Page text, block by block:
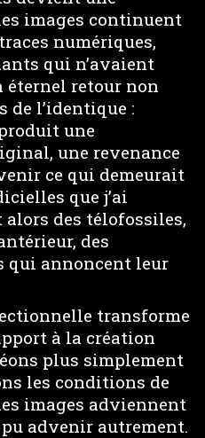
images continuent
numériques,
qui n’avaient
éternel retour non
de l’identique :
une
une revenance
ce qui demeurait
que j’ai
des télofossiles,
des
qui annoncent leur
transforme
à la création
plus simplement
les conditions de
images adviennent
advenir autrement.